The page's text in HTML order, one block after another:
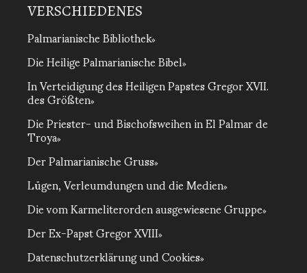
VERSCHIEDENES
Palmarianische Bibliothek
Die Heilige Palmarianische Bibel
In Verteidigung des Heiligen Papstes Gregor XVII.
des Größten
Die Priester- und Bischofsweihen in El Palmar de
Troya
Der Palmarianische Gruss
Lügen, Verleumdungen und die Medien
Die vom Karmeliterorden ausgewiesene Gruppe
Der Ex-Papst Gregor XVIII
Datenschutzerklärung und Cookies